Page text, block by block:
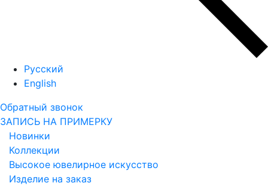
Русский
English
Обратный звонок
ЗАПИСЬ НА ПРИМЕРКУ
Новинки
Коллекции
Высокое ювелирное искусство
Изделие на заказ